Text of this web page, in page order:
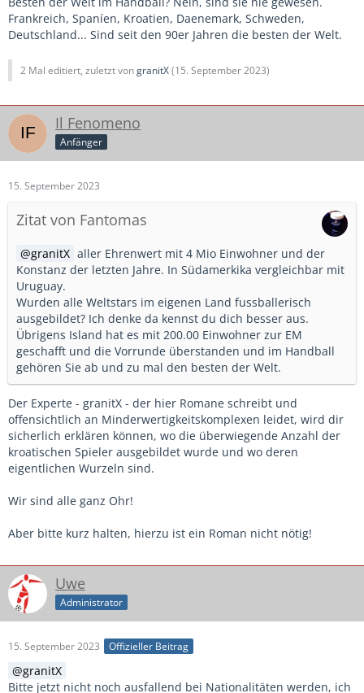
Frankreich, Spaníen, Kroatien, Daenemark, Schweden,
Deutschland... Sind seit den 90er Jahren die besten der Welt.
2 Mal editiert, zuletzt vongranitX(15. September 2023)
Il Fenomeno
Anfänger
15. September 2023
Zitat von Fantomas
granitX aller Ehrenwert mit 4 Mio Einwohner und der
Konstanz der letzten Jahre. In Südamerkika vergleichbar mit
Uruguay.
Wurden alle Weltstars im eigenen Land fussballerisch
ausgebildet? Ich denke da kennst du dich besser aus.
Übrigens Island hat es mit 200.00 Einwohner zur EM
geschafft und die Vorrunde überstanden und im Handball
gehören Sie ab und zu mal den besten der Welt.
Der Experte - granitX - der hier Romane schreibt und
offensichtlich an Minderwertigkeitskomplexen leidet, wird dir
sicherlich erklären können, wo die überwiegende Anzahl der
kroatischen Spieler ausgebildet wurde und wo deren
eigentlichen Wurzeln sind.
Wir sind alle ganz Ohr!
Aber bitte kurz halten, hierzu ist ein Roman nicht nötig!
Uwe
Administrator
15. September 2023 Offizieller Beitrag
granitX
Bitte jetzt nicht noch ausfallend bei Nationalitäten werden, ich